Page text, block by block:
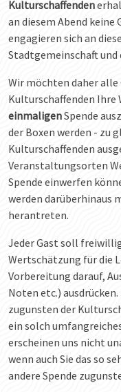
Kulturschaffenden
an diesem Abend
engagieren sich an
Stadtgemeinschaft und
Wir möchten daher alle
Kulturschaffenden
einmaligenSpende
der Boxen werden - zu
Kulturschaffenden
Veranstaltungsorten
Spende einwerfen
werden darüberhinaus
herantreten.
Jeder Gast soll
Wertschätzung für die
Vorbereitung darauf,
Noten etc.)
zugunsten der
ein solch
erscheinen uns nicht
wenn auch Sie das so
andere Spende